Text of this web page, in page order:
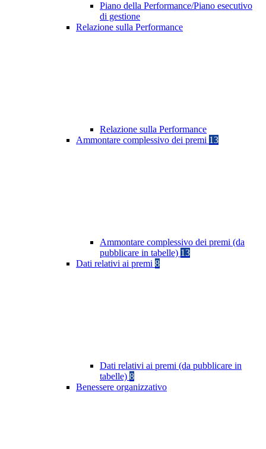
Piano della Performance/Piano esecutivo
di gestione
Relazione sulla Performance
Relazione sulla Performance
Ammontare complessivo dei premi 13
Ammontare complessivo dei premi (da
pubblicare in tabelle) 13
Dati relativi ai premi 8
Dati relativi ai premi (da pubblicare in
tabelle) 8
Benessere organizzativo